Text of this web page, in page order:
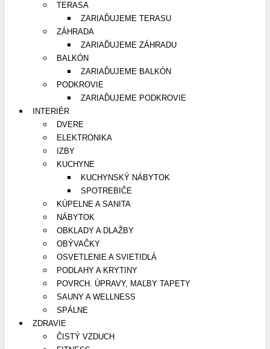
TERASA
ZARIAĎUJEME TERASU
ZÁHRADA
ZARIAĎUJEME ZÁHRADU
BALKÓN
ZARIAĎUJEME BALKÓN
PODKROVIE
ZARIAĎUJEME PODKROVIE
INTERIÉR
DVERE
ELEKTRONIKA
IZBY
KUCHYNE
KUCHYNSKÝ NÁBYTOK
SPOTREBIČE
KÚPELNE A SANITA
NÁBYTOK
OBKLADY A DLAŽBY
OBÝVAČKY
OSVETLENIE A SVIETIDLÁ
PODLAHY A KRYTINY
POVRCH. ÚPRAVY, MAĽBY TAPETY
SAUNY A WELLNESS
SPÁLNE
ZDRAVIE
ČISTÝ VZDUCH